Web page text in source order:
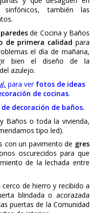
para empotrar
nuevocon
y
tubo corrugado,
en tuberíamulticapa
desde cocina
la vertical del
deberíamos
y caldera (siendo
montaje deradiadores
colocar
en cada
Junkers o